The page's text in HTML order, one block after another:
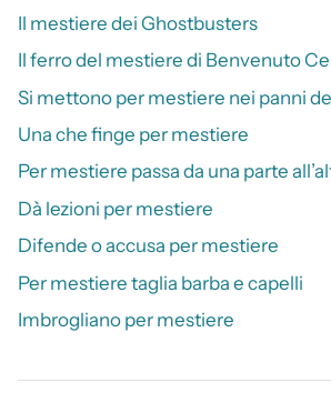
Il mestiere dei Ghostbusters
Il ferro del mestiere di Benvenuto
Si mettono per mestiere nei panni
Una che finge per mestiere
Per mestiere passa da una parte
Dà lezioni per mestiere
Difende o accusa per mestiere
Per mestiere taglia barba e capelli
Imbrogliano per mestiere